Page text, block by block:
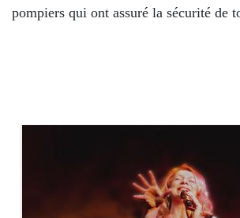
pompiers qui ont assuré la sécurité de